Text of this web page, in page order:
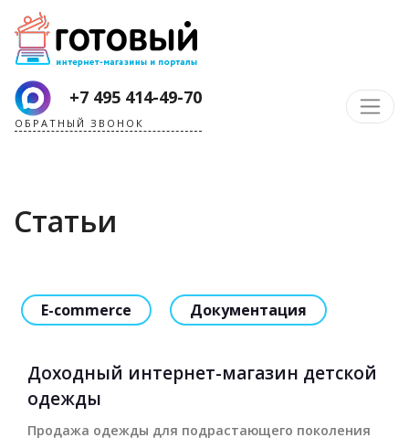
+7 495 414-49-70
ОБРАТНЫЙ ЗВОНОК
Статьи
E-commerce Документация
Доходный интернет-магазин детской
одежды
Продажа одежды для подрастающего поколения